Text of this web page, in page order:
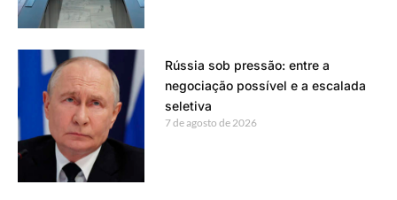
Rússia sob pressão: entre a
negociação possível e a escalada
seletiva
7 de agosto de 2026